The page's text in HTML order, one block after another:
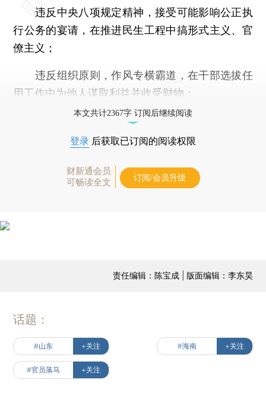
违反中央八项规定精神，接受可能影响公正执
行公务的宴请，在推进民生工程中搞形式主义、官
僚主义；
违反组织原则，作风专横霸道，在干部选拔任
用工作中为他人谋取利益并收受财物；
本文共计2367字 订阅后继续阅读
登录 后获取已订阅的阅读权限
财新通会员
可畅读全文
订阅/会员升级
责任编辑：陈宝成 | 版面编辑：李东昊
话题：
#山东 +关注 #海南 +关注
#官员落马 +关注